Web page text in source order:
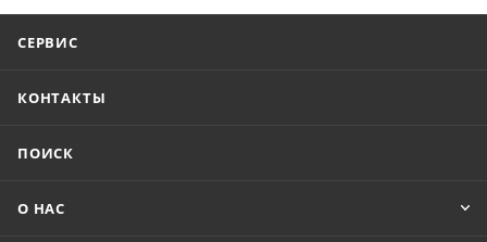
СЕРВИС
КОНТАКТЫ
ПОИСК
О НАС